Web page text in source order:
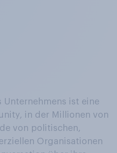
Unternehmens ist eine
in der Millionen von
von politischen,
Organisationen